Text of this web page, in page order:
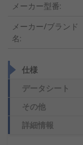
メーカー型番:
メーカー/ブランド
名:
仕様
データシート
その他
詳細情報